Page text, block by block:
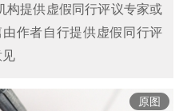
构提供虚假同行评议专家或
作者自行提供虚假同行评
原图